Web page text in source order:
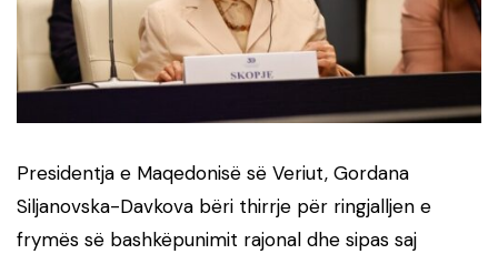
Presidentja e Maqedonisë së Veriut, Gordana
Siljanovska-Davkova bëri thirrje për ringjalljen e
frymës së bashkëpunimit rajonal dhe sipas saj